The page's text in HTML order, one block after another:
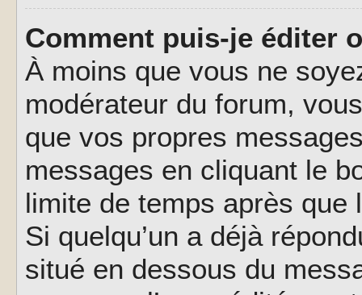
Comment puis-je éditer
À moins que vous ne
modérateur du forum,
que vos propres
messages en cliquant le
limite de temps après
Si quelqu’un a déjà
situé en dessous du